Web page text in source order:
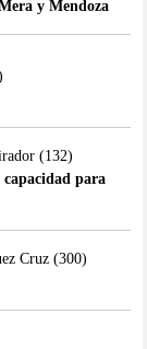
y Mendoza
(132)
para
Cruz(300)